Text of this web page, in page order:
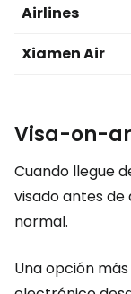
Airlines
Xiamen Air
Visa-on-
Cuando llegue
visado antes
normal.
Una opción